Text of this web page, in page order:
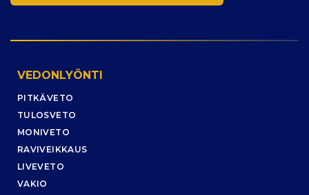
VEDONLYÖNTI
PITKÄVETO
TULOSVETO
MONIVETO
RAVIVEIKKAUS
LIVEVETO
VAKIO